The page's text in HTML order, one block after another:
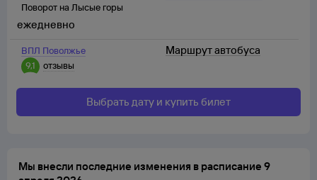
Поворот на Лысые горы
ВПЛ Поволжье
9,1
отзывы
ежедневно
Маршрут автобуса
Выбрать дату и купить билет
Мы внесли последние изменения в расписание 9